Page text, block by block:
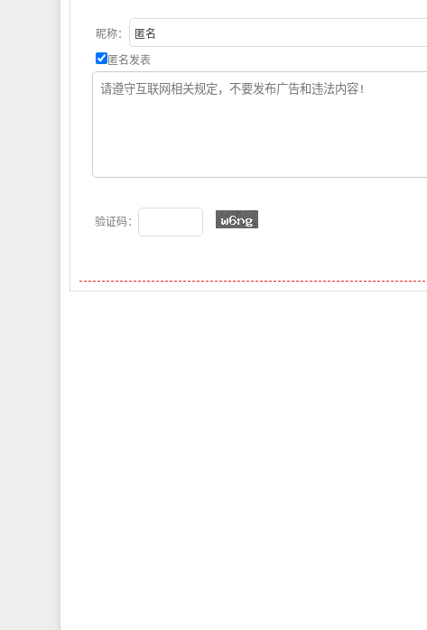
昵称：
匿名发表
验证码：